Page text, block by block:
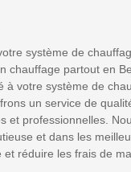
système de
chauffage partout en
à votre système de
un service de
et professionnelles.
et dans les
réduire les frais de